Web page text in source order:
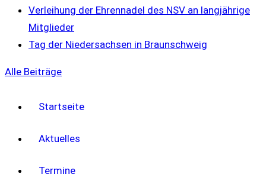
Verleihung der Ehrennadel des NSV an langjährige
Mitglieder
Tag der Niedersachsen in Braunschweig
Alle Beiträge
Startseite
Aktuelles
Termine